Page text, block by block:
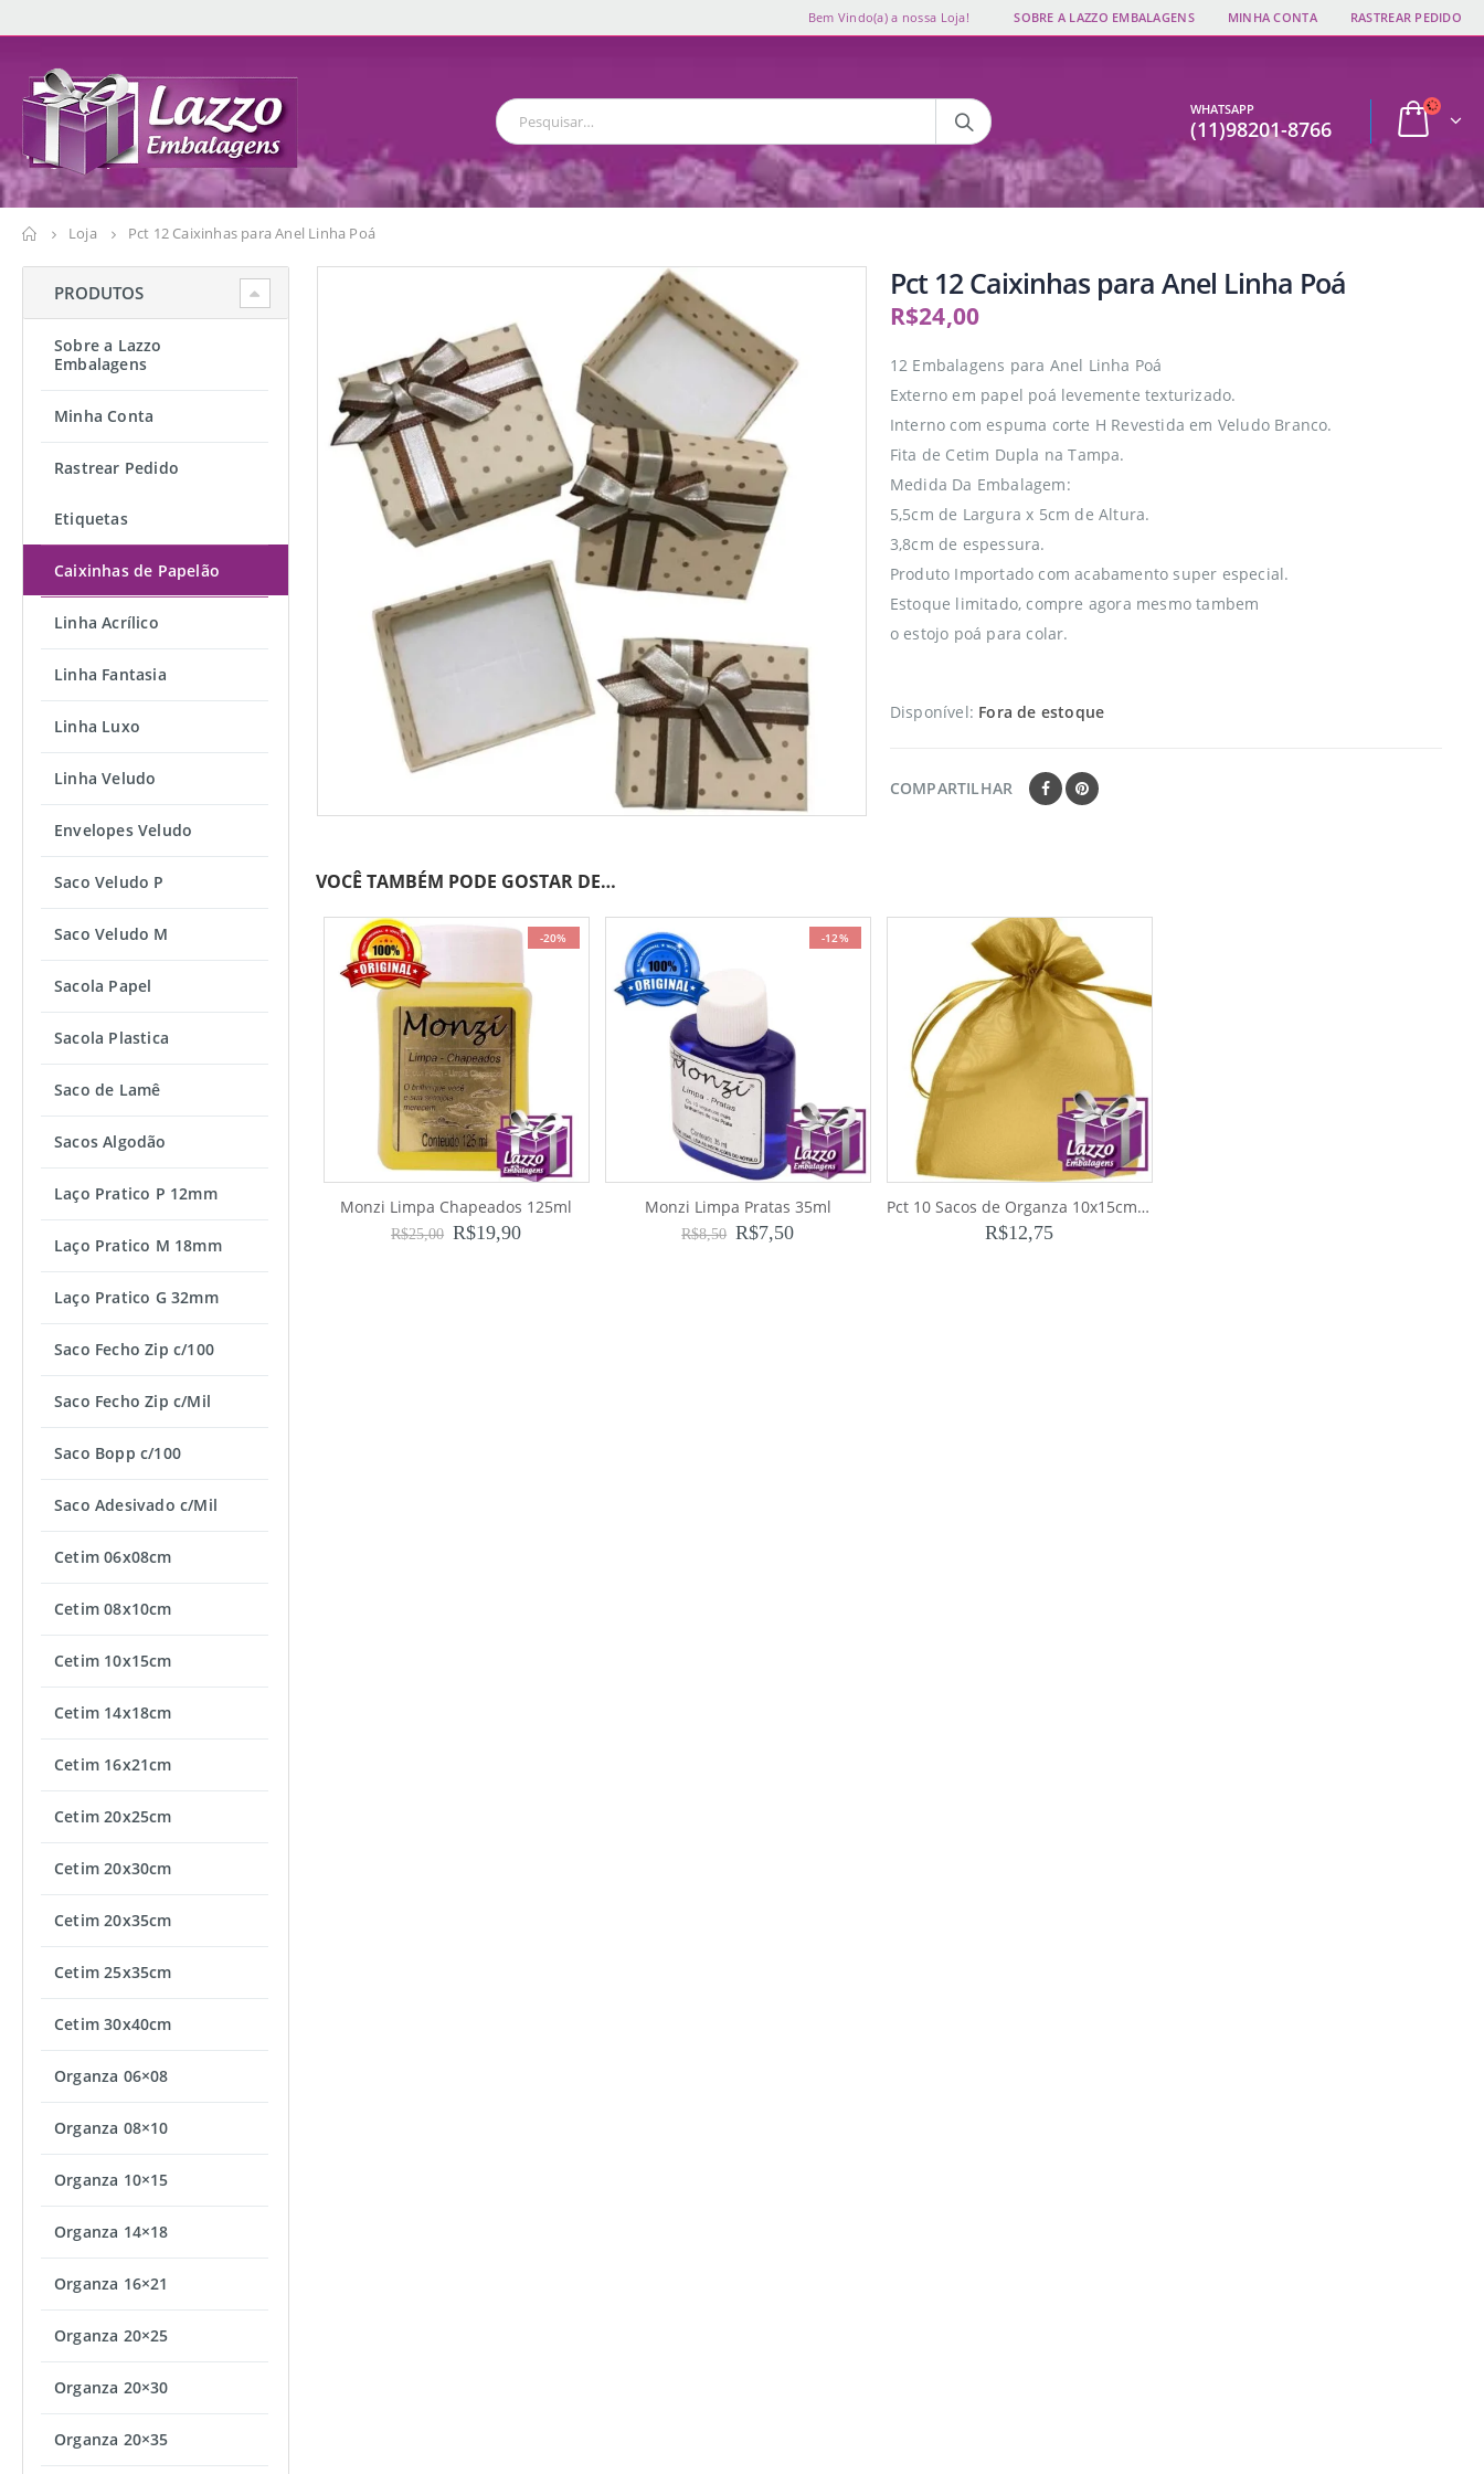
Bem Vindo(a) a nossa Loja! SOBRE A LAZZO EMBALAGENS MINHA CONTA RASTREAR PEDIDO
WHATSAPP
(11)98201-8766
Loja Pct 12 Caixinhas para Anel Linha Poá
Pct 12 Caixinhas para Anel Linha Poá
R$24,00
12 Embalagens para Anel Linha Poá
Externo em papel poá levemente texturizado.
Interno com espuma corte H Revestida em Veludo Branco.
Fita de Cetim Dupla na Tampa.
Medida Da Embalagem:
5,5cm de Largura x 5cm de Altura.
3,8cm de espessura.
Produto Importado com acabamento super especial.
Estoque limitado, compre agora mesmo tambem
o estojo poá para colar.
Disponível: Fora de estoque
COMPARTILHAR
VOCÊ TAMBÉM PODE GOSTAR DE…
-20%
Monzi Limpa Chapeados 125ml
R$25,00 R$19,90
-12%
Monzi Limpa Pratas 35ml
R$8,50 R$7,50
Pct 10 Sacos de Organza 10x15cm Dourado
R$12,75
PRODUTOS
Sobre a Lazzo
Embalagens
Minha Conta
Rastrear Pedido
Etiquetas
Caixinhas de Papelão
Linha Acrílico
Linha Fantasia
Linha Luxo
Linha Veludo
Envelopes Veludo
Saco Veludo P
Saco Veludo M
Sacola Papel
Sacola Plastica
Saco de Lamê
Sacos Algodão
Laço Pratico P 12mm
Laço Pratico M 18mm
Laço Pratico G 32mm
Saco Fecho Zip c/100
Saco Fecho Zip c/Mil
Saco Bopp c/100
Saco Adesivado c/Mil
Cetim 06x08cm
Cetim 08x10cm
Cetim 10x15cm
Cetim 14x18cm
Cetim 16x21cm
Cetim 20x25cm
Cetim 20x30cm
Cetim 20x35cm
Cetim 25x35cm
Cetim 30x40cm
Organza 06×08
Organza 08×10
Organza 10×15
Organza 14×18
Organza 16×21
Organza 20×25
Organza 20×30
Organza 20×35